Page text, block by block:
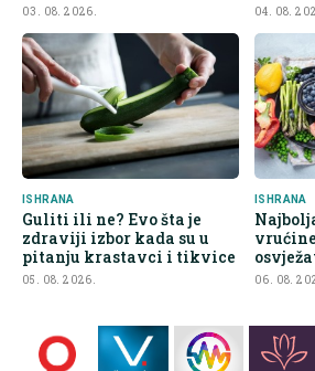
03. 08. 2026. 04. 08.
ISHRANA
Guliti ili ne? Evo šta je
zdraviji izbor kada su u
pitanju krastavci i tikvice
05. 08. 2026.
ISHRANA
06. 08.